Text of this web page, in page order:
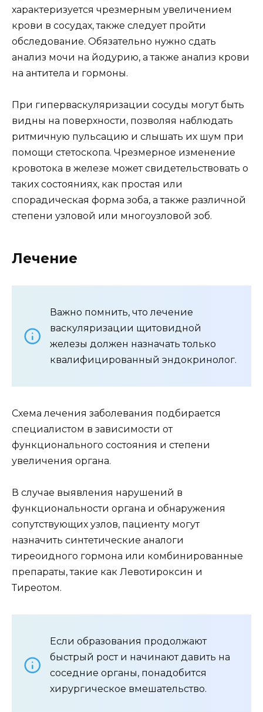
характеризуется чрезмерным увеличением
крови в сосудах, также следует пройти
обследование. Обязательно нужно сдать
анализ мочи на йодурию, а также анализ крови
на антитела и гормоны.
При гиперваскуляризации сосуды могут быть
видны на поверхности, позволяя наблюдать
ритмичную пульсацию и слышать их шум при
помощи стетоскопа. Чрезмерное изменение
кровотока в железе может свидетельствовать о
таких состояниях, как простая или
спорадическая форма зоба, а также различной
степени узловой или многоузловой зоб.
Лечение
Важно помнить, что лечение
васкуляризации щитовидной
железы должен назначать только
квалифицированный эндокринолог.
Схема лечения заболевания подбирается
специалистом в зависимости от
функционального состояния и степени
увеличения органа.
В случае выявления нарушений в
функциональности органа и обнаружения
сопутствующих узлов, пациенту могут
назначить синтетические аналоги
тиреоидного гормона или комбинированные
препараты, такие как Левотироксин и
Тиреотом.
Если образования продолжают
быстрый рост и начинают давить на
соседние органы, понадобится
хирургическое вмешательство.